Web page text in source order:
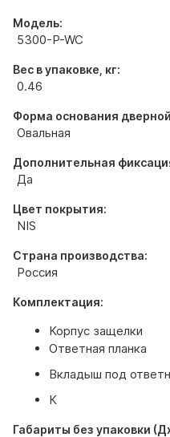
Модель:
5300-P-WC
Вес в упаковке, кг:
0.46
Форма основания
Овальная
Дополнительная
Да
Цвет покрытия:
NIS
Страна производства:
Россия
Комплектация:
Корпус защелки
Ответная планка
Вкладыш под
К
Габариты без упаковки